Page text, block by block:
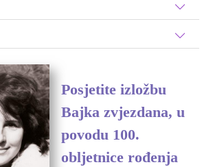
Posjetite izložbu
Bajka zvjezdana, u
povodu 100.
obljetnice rođenja